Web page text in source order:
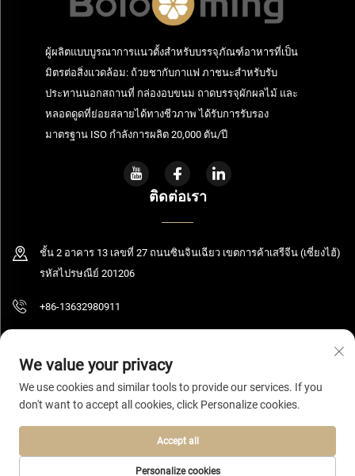
ผู้ผลิตแบบบูรณาการแนวตั้งสำหรับบรรจุภัณฑ์อาหารที่เป็น
มิตรต่อสิ่งแวดล้อม: ถ้วยชากับกาแฟ ภาชนะสำหรับรับ
ประทานนอกสถานที่ กล่องอบขนม ถาดบรรจุผักผลไม้ และ
หลอดดูดที่ย่อยสลายได้ทางชีวภาพ ได้รับการรับรอง
มาตรฐาน ISO กำลังการผลิต 20,000 ตัน/ปี
ติดต่อเรา
ชั้น 2 อาคาร 13 เลขที่ 27 ถนนซินจินเฉียว เขตการค้าเสรีจีน (เซี่ยงไฮ้)
รหัสไปรษณีย์ 201206
+86-13632980911
ลิขสิทธิ์ © 2026 เซี่ยงไฮ้ โบลูมิง เทคโนโลยี จำกัด สงวนสิทธิ์ทั้งหมด
ความเป็นส่วนตัว
We value your privacy
We use cookies and similar tools to provide our services. If you
don't want to accept all cookies, click Personalize cookies.
Personalize cookies
Accept all